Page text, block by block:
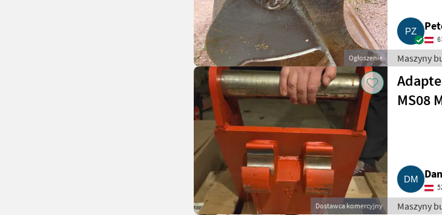
Ogłoszenie Maszyny
Dostawca komercyjny
MS08
Maszyny